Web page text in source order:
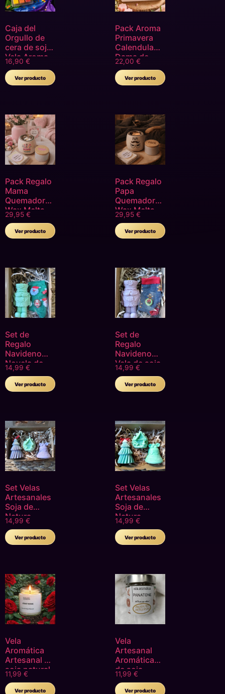
Caja del
Orgullo de
cera de soja
Vela Aroma
Pink Girl y
Wax Melts
Rosa Aroma
16,90 €
Ver producto
Pack Aroma
Primavera
Calendula
Dama de
Noche
Amapola
Geranio Flor
Jazmín
Azahar
Peonia
Clavel
Mimosa
22,00 €
Ver producto
Pack Regalo
Mama
Quemador
Wax Melts
Manzana
Caramelizada
29,95 €
Ver producto
Pack Regalo
Papa
Quemador
Wax Melts
Aroma
Manzana
Caramelizada
Tapa Madera
29,95 €
Ver producto
Set de
Regalo
Navideno
Novela de
soja natural
Cascanueces
Calcetines
14,99 €
Ver producto
Set de
Regalo
Navideno
Vela de soja
natural
Cascanueces
Calcetines
14,99 €
Ver producto
Set Velas
Artesanales
Soja de
Natura
Decorativas
Abeto Casita
Campana
14,99 €
Ver producto
Set Velas
Artesanales
Soja de
Natura
Decorativas
Abeto Casita
Campana
14,99 €
Ver producto
Vela
Aromática
Artesanal de
soja natural
Velvet Rosse
11,99 €
Ver producto
Vela
Artesanal
Aromática
de soja
natural
Panatone
11,99 €
Ver producto